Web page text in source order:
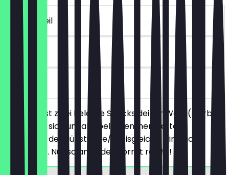
~4 € Vorteil
30 Tage
vor Ort
Du bestellst zwei Belegte Snacks deiner Wahl (hierbei
handelt es sich um alle belegten, herzhaften
Produkte), der günstigere/preisgleiche wird nicht
berechnet. Nur solange der Vorrat reicht!